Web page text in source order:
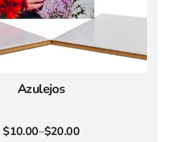
Azulejos
$10.00–$20.00